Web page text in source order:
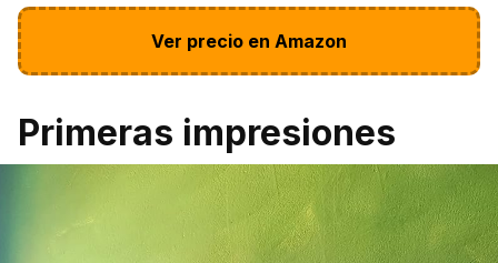
Ver precio en Amazon
Primeras impresiones